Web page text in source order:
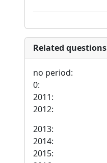
Related questions
no period:
0:
2011:
2012:
2013:
2014:
2015: